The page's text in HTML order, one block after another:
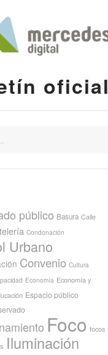
oficial
público Basura Calle
Condonación
Urbano
Convenio Cultura
Economía Economía y
Espacio público
Foco focos
Iluminación